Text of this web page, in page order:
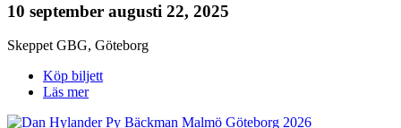
10 september augusti 22, 2025
Skeppet GBG, Göteborg
Köp biljett
Läs mer